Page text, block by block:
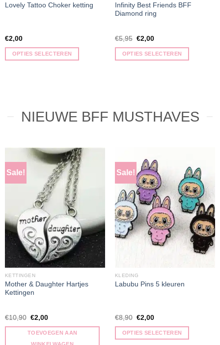
Lovely Tattoo Choker ketting
€2,00
OPTIES SELECTEREN
Infinity Best Friends BFF
Diamond ring
€5,95 €2,00
OPTIES SELECTEREN
NIEUWE BFF MUSTHAVES
Sale!
KETTINGEN
Mother & Daughter Hartjes
Kettingen
€10,90 €2,00
TOEVOEGEN AAN
Sale!
KLEDING
Labubu Pins 5 kleuren
€8,90 €2,00
OPTIES SELECTEREN